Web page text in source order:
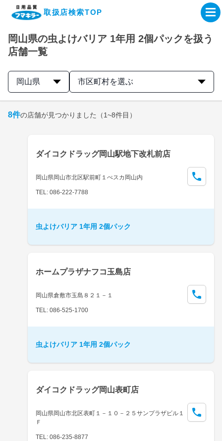
取扱店検索TOP
企業・IR情報サイト
製品情報サイト
取扱店検索はこちら
岡山県の虫よけバリア 1年用 2個パックを扱う
店舗一覧
岡山県 市区町村を選ぶ
8件の店舗が見つかりました （1~8件目）
ダイコクドラッグ岡山駅地下改札前店
岡山県岡山市北区駅前町１ぺスカ岡山内
TEL: 086-222-7788
虫よけバリア 1年用 2個パック
ホームプラザナフコ玉島店
岡山県倉敷市玉島８２１－１
TEL: 086-525-1700
虫よけバリア 1年用 2個パック
ダイコクドラッグ岡山表町店
岡山県岡山市北区表町１－１０－２５サンプラザビル１
Ｆ
TEL: 086-235-8877